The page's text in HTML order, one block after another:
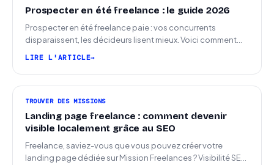
Prospecter en été freelance : le guide 2026
Prospecter en été freelance paie : vos concurrents
disparaissent, les décideurs lisent mieux. Voici comment
LIRE L'ARTICLE
TROUVER DES MISSIONS
Landing page freelance : comment devenir
visible localement grâce au SEO
Freelance, saviez-vous que vous pouvez créer votre
landing page dédiée sur Mission Freelances ? Visibilité SEO